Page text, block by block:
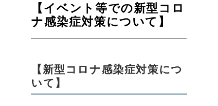
【イベント等での新型コロ
ナ感染症対策について】
【新型コロナ感染症対策につ
いて】